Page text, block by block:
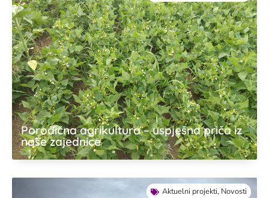
Porodična agrikultura – uspješna priča iz
naše zajednice
Aktuelni projekti, Novosti